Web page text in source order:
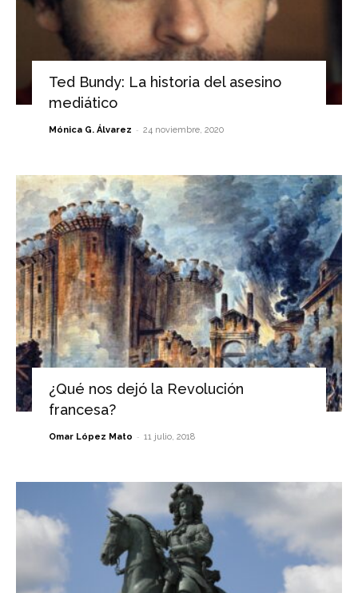
Ted Bundy: La historia del asesino
mediático
Mónica G. Álvarez - 24 noviembre, 2020
¿Qué nos dejó la Revolución
francesa?
Omar López Mato - 11 julio, 2018